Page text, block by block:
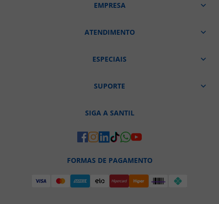
EMPRESA
ATENDIMENTO
ESPECIAIS
SUPORTE
SIGA A SANTIL
FORMAS DE PAGAMENTO